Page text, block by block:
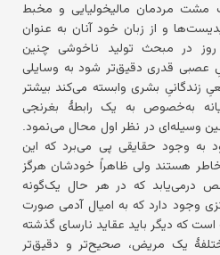
مشت مردمان مالیخولیایی و مخبط
و از زبان خود آنان به عنوان
در مبحث تولید ناخوشی چنین
قدری دقیق‌تر شود به وسایلی
زندگانیِ بشری وابسته می‌کند بیشتر
به‌خصوص به یک رابطهٔ بغرنجی
وسیله‌ای در نظر اول محال می‌نمود.
وجود حقایقی پی می‌برد که این
هستند ولی ظاهراً خودشان هرگز
درمی‌یابد که در هر حال یک‌گونه
وجود دارد که به امیال آدمی صورت
که دیگر باید عقاید نارسای گذشته
یک مریض، صحیح‌تر و دقیق‌تر